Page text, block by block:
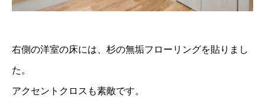
右側の洋室の床には、杉の無垢フローリングを貼りまし
た。
アクセントクロスも素敵です。